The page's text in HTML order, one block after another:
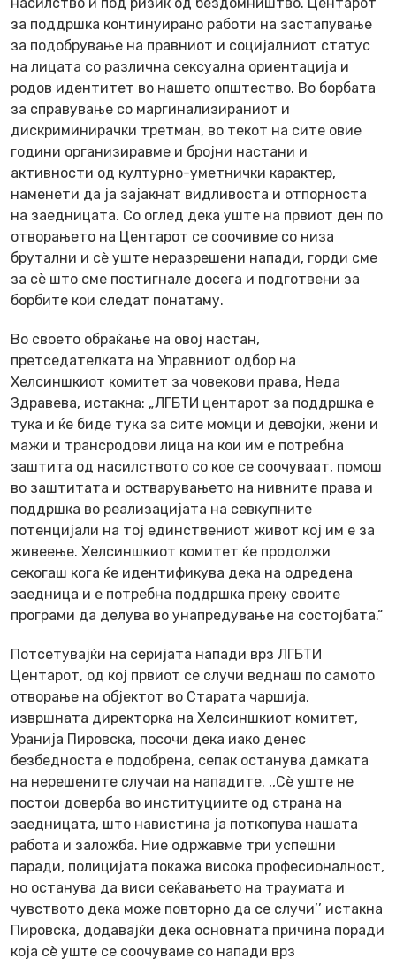
за поддршка континуирано работи на застапување
за подобрување на правниот и социјалниот статус
на лицата со различна сексуална ориентација и
родов идентитет во нашето општество. Во борбата
за справување со маргинализираниот и
дискриминирачки третман, во текот на сите овие
години организиравме и бројни настани и
активности од културно-уметнички карактер,
наменети да ја зајакнат видливоста и отпорноста
на заедницата. Со оглед дека уште на првиот ден по
отворањето на Центарот се соочивме со низа
брутални и сѐ уште неразрешени напади, горди сме
за сѐ што сме постигнале досега и подготвени за
борбите кои следат понатаму.
Во своето обраќање на овој настан,
претседателката на Управниот одбор на
Хелсиншкиот комитет за човекови права, Неда
Здравева, истакна: „ЛГБТИ центарот за поддршка е
тука и ќе биде тука за сите момци и девојки, жени и
мажи и трансродови лица на кои им е потребна
заштита од насилството со кое се соочуваат, помош
во заштитата и остварувањето на нивните права и
поддршка во реализацијата на севкупните
потенцијали на тој единствениот живот кој им е за
живеење. Хелсиншкиот комитет ќе продолжи
секогаш кога ќе идентификува дека на одредена
заедница и е потребна поддршка преку своите
програми да делува во унапредување на состојбата.“
Потсетувајќи на серијата напади врз ЛГБТИ
Центарот, од кој првиот се случи веднаш по самото
отворање на објектот во Старата чаршија,
извршната директорка на Хелсиншкиот комитет,
Уранија Пировска, посочи дека иако денес
безбедноста е подобрена, сепак останува дамката
на нерешените случаи на нападите. ,,Сѐ уште не
постои доверба во институциите од страна на
заедницата, што навистина ја поткопува нашата
работа и заложба. Ние одржавме три успешни
паради, полицијата покажа висока професионалност,
но останува да виси сеќавањето на траумата и
чувството дека може повторно да се случи’’ истакна
Пировска, додавајќи дека основната причина поради
која сѐ уште се соочуваме со напади врз